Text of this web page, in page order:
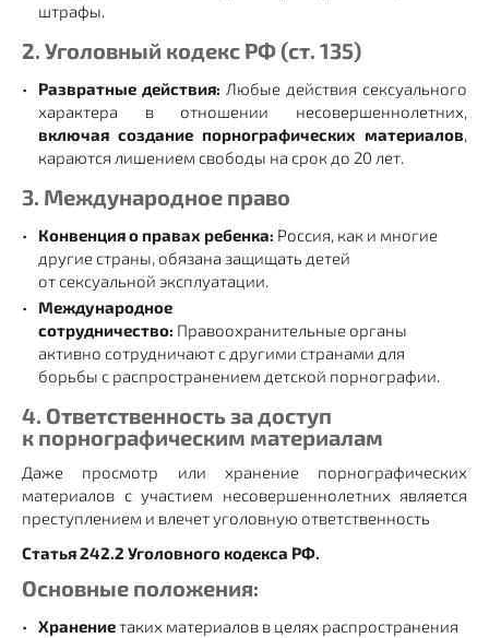
штрафы.
2. Уголовный кодекс РФ (ст. 135)
Развратные действия: Любые действия сексуального
характера в отношении несовершеннолетних,
включая создание порнографических материалов,
караются лишением свободы на срок до 20 лет.
3. Международное право
Конвенция о правах ребенка: Россия, как и многие
другие страны, обязана защищать детей
от сексуальной эксплуатации.
Международное
сотрудничество: Правоохранительные органы
активно сотрудничают с другими странами для
борьбы с распространением детской порнографии.
4. Ответственность за доступ
к порнографическим материалам
Даже просмотр или хранение порнографических
материалов с участием несовершеннолетних является
преступлением и влечет уголовную ответственность
Статья 242.2 Уголовного кодекса РФ.
Основные положения:
Хранениетаких материалов в целях распространения